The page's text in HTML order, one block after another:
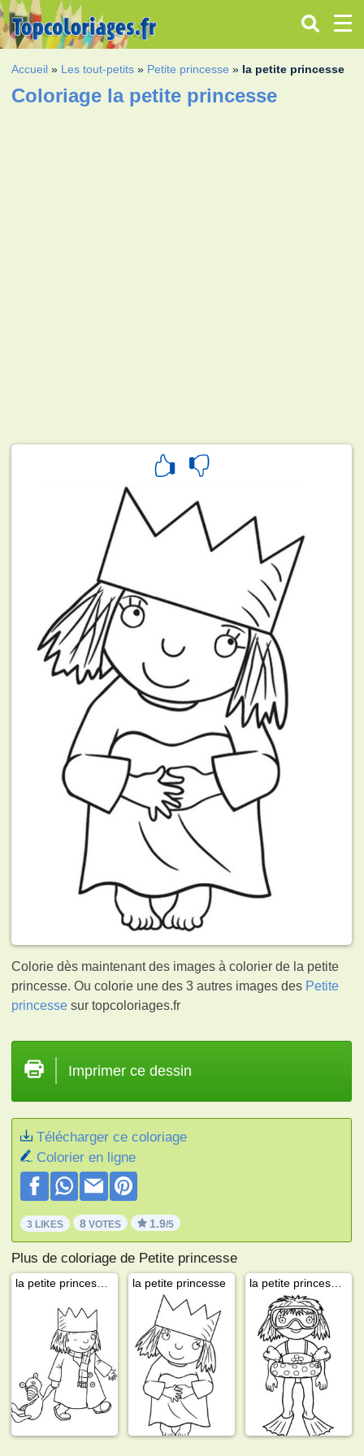
Accueil » Les tout-petits » Petite princesse » la petite princesse
Coloriage la petite princesse
Colorie dès maintenant des images à colorier de la petite
princesse. Ou colorie une des 3 autres images des Petite
princesse sur topcoloriages.fr
Imprimer ce dessin
Télécharger ce coloriage
Colorier en ligne
3 LIKES 8 VOTES 1.9/5
Plus de coloriage de Petite princesse
la petite princesse